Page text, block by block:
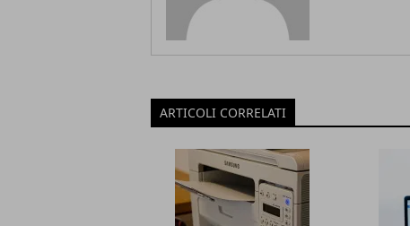
ARTICOLI CORRELATI